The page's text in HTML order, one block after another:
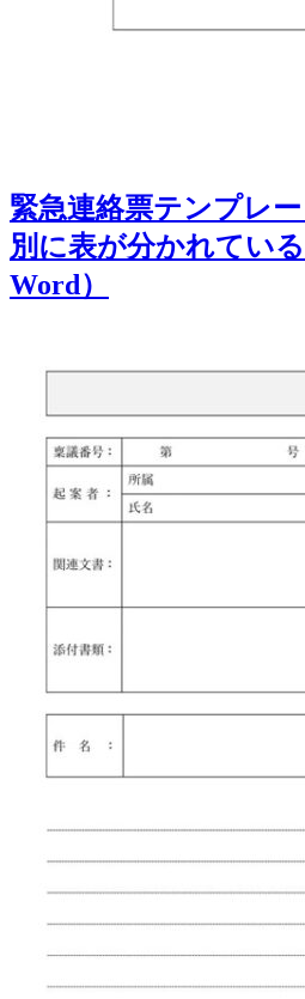
緊急連絡票テンプレ
別に表が分かれてい
Word）